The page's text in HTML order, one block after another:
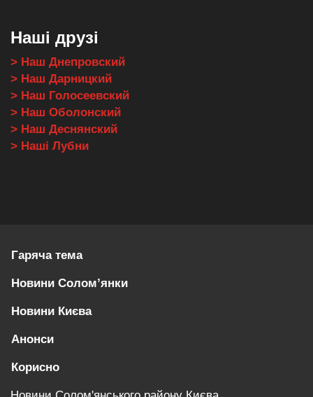
Наші друзі
> Наш Днепровский
> Наш Дарницкий
> Наш Голосеевский
> Наш Оболонский
> Наш Деснянский
> Наші Лубни
Гаряча тема
Новини Солом’янки
Новини Києва
Анонси
Корисно